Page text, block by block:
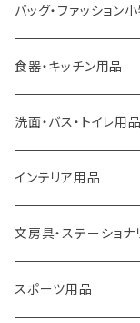
LOQI
ideaco
a.depeche
ROOTOTE
100percent
藤田金属
バッグ・ファッション
エコバッグ
アクセサリー
トートバッグ
保冷バッグ
リュックサック
食器・キッチン用品
キッチンラック
キッチンペーパーホル
食器・テーブルウェア
ゴミ箱
洗面・バス・トイレ用品
洗面用品
掃除・洗濯用品
トイレ用品
インテリア用品
アイロン台
アクセサリー収納
文房具・ステーショナ
筆記具・ペン
スポーツ用品